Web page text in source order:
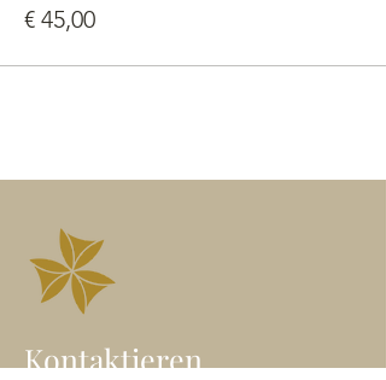
€ 45,00
Kontaktieren